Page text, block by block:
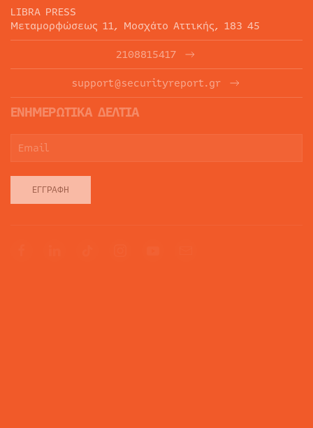
LIBRA PRESS
Μεταμορφώσεως 11, Μοσχάτο Αττικής, 183 45
2108815417
support@securityreport.gr
ΕΝΗΜΕΡΩΤΙΚΑ ΔΕΛΤΙΑ
ΕΓΓΡΑΦΉ